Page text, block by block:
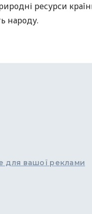
ресурси
народу.
для вашої реклами